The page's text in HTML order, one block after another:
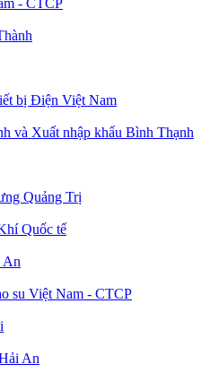
- CTCP
bị Điện Việt Nam
và Xuất nhập khẩu Bình Thạnh
Quảng Trị
Quốc tế
An
su Việt Nam - CTCP
An